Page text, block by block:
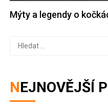
Mýty a legendy o
Vyhledávání
NEJNOVĚJŠÍ